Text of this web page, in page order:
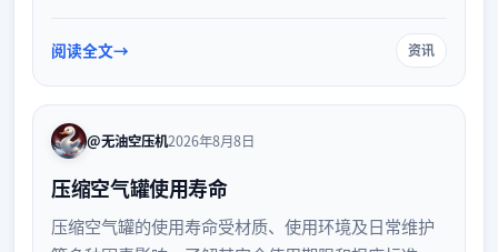
业根据实际用气需求选择更合适的压缩气体设备，优
阅读全文 资讯
@无油空压机2026年8月8日
压缩空气罐使用寿命
压缩空气罐的使用寿命受材质、使用环境及日常维护